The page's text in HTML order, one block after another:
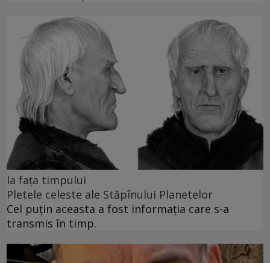
la fața timpului
Pletele celeste ale Stăpînului Planetelor
Cel puţin aceasta a fost informaţia care s-a
transmis în timp.